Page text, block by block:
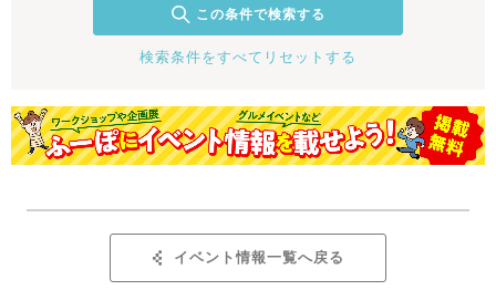
この条件で検索する
検索条件をすべてリセットする
イベント情報一覧へ戻る